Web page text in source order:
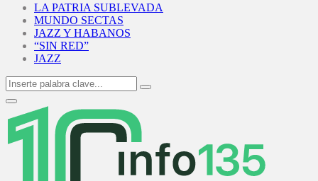
LA PATRIA SUBLEVADA
MUNDO SECTAS
JAZZ Y HABANOS
“SIN RED”
JAZZ
Search
for:
Search
Primary
Menu